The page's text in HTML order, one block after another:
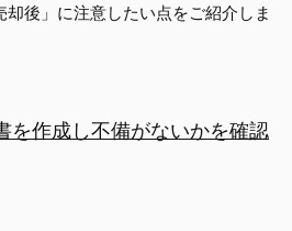
後」に注意したい点をご紹介しま
を作成し不備がないかを確認